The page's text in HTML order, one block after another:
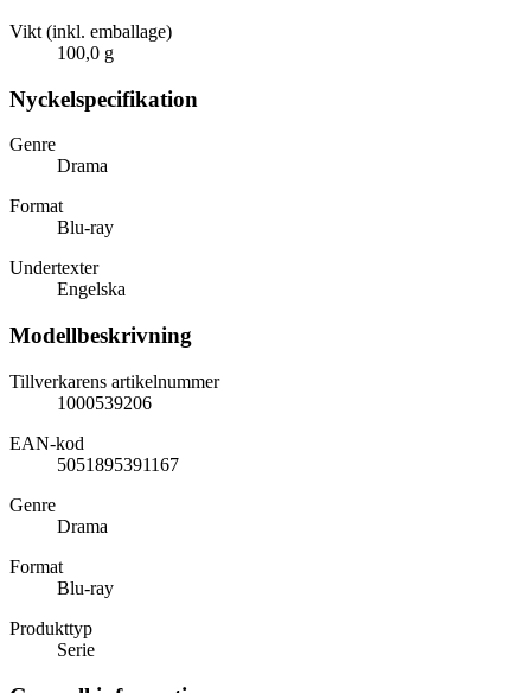
Vikt (inkl. emballage)
100,0 g
Nyckelspecifikation
Genre
Drama
Format
Blu-ray
Undertexter
Engelska
Modellbeskrivning
Tillverkarens artikelnummer
1000539206
EAN-kod
5051895391167
Genre
Drama
Format
Blu-ray
Produkttyp
Serie